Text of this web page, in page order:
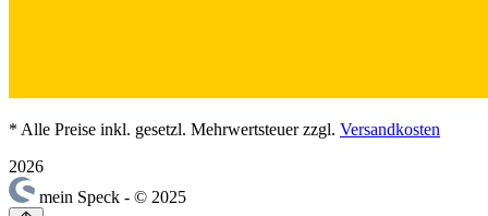
* Alle Preise inkl. gesetzl. Mehrwertsteuer zzgl. Versandkosten
2026
mein Speck - © 2025